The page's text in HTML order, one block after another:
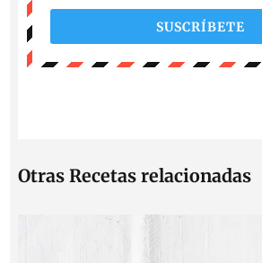
SUSCRÍBETE
Otras Recetas relacionadas